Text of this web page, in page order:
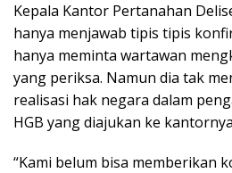
Kepala Kantor Pertanahan
hanya menjawab tipis tipis
hanya meminta wartawan
yang periksa. Namun dia tak
realisasi hak negara dalam
HGB yang diajukan ke
“Kami belum bisa memberikan